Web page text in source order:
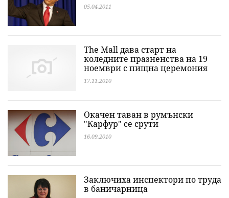
05.04.2011
The Mall дава старт на
коледните празненства на 19
ноември с пищна церемония
17.11.2010
Окачен таван в румънски
"Карфур" се срути
16.09.2010
Заключиха инспектори по труда
в баничарница